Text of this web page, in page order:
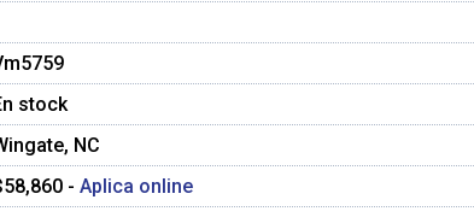
stock
NC
- Aplica online